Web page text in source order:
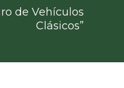
de Vehículos
Clásicos”